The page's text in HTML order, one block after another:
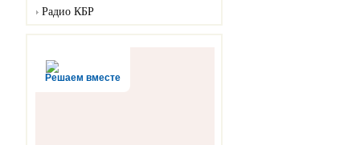
Радио КБР
Решаем вместе